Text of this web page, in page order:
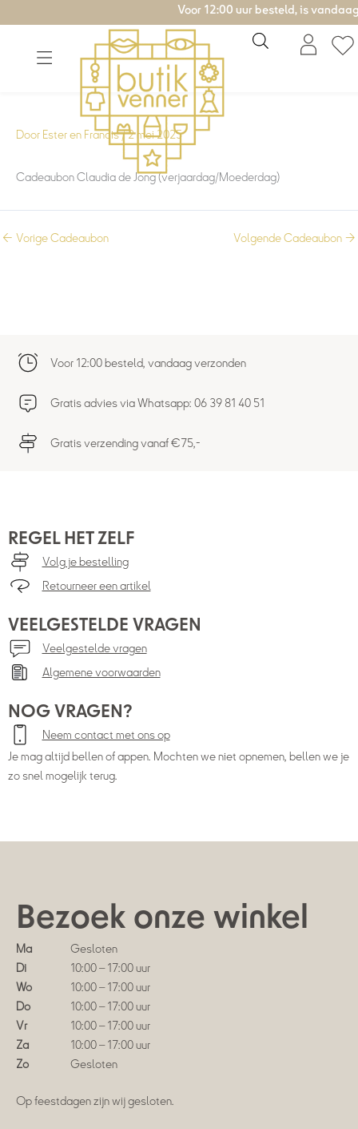
naar
Voor 12:00 uur besteld, is vandaag
Door Ester en Francis/2 mei 2025
Cadeaubon Claudia de Jong (verjaardag/Moederdag)
← Vorige Cadeaubon Volgende Cadeaubon →
Voor 12:00 besteld, vandaag verzonden
Gratis advies via Whatsapp: 06 39 81 40 51
Gratis verzending vanaf €75,-
REGEL HET ZELF
Volg je bestelling
Retourneer een artikel
VEELGESTELDE VRAGEN
Veelgestelde vragen
Algemene voorwaarden
NOG VRAGEN?
Neem contact met ons op
Je mag altijd bellen of appen. Mochten we niet opnemen, bellen we je
zo snel mogelijk terug.
Bezoek onze winkel
Ma
Gesloten
Di
10:00 – 17:00 uur
Wo
10:00 – 17:00 uur
Do
10:00 – 17:00 uur
Vr
10:00 – 17:00 uur
Za
10:00 – 17:00 uur
Zo
Gesloten
Op feestdagen zijn wij gesloten.